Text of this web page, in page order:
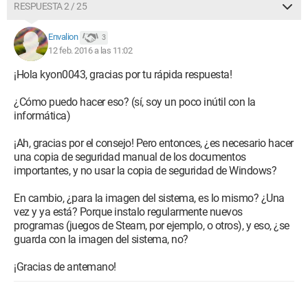
RESPUESTA 2 / 25
Envalion 3
12 feb. 2016 a las 11:02
¡Hola kyon0043, gracias por tu rápida respuesta!
¿Cómo puedo hacer eso? (sí, soy un poco inútil con la
informática)
¡Ah, gracias por el consejo! Pero entonces, ¿es necesario hacer
una copia de seguridad manual de los documentos
importantes, y no usar la copia de seguridad de Windows?
En cambio, ¿para la imagen del sistema, es lo mismo? ¿Una
vez y ya está? Porque instalo regularmente nuevos
programas (juegos de Steam, por ejemplo, o otros), y eso, ¿se
guarda con la imagen del sistema, no?
¡Gracias de antemano!